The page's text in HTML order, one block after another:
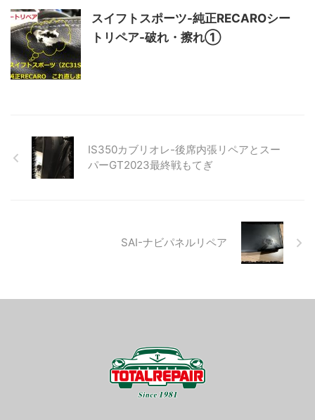
スイフトスポーツ-純正RECAROシー
トリペア-破れ・擦れ①
IS350カブリオレ-後席内張リペアとスー
パーGT2023最終戦もてぎ
SAI-ナビパネルリペア